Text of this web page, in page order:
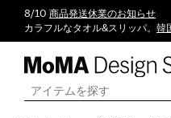
8/10 商品発送休業のお知らせ
カラフルなタオル&スリッパ。 韓